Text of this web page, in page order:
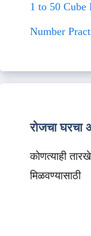
1 to 50 Cube
Number
रोजचा
कोणत्याही
मिळवण्यासाठी